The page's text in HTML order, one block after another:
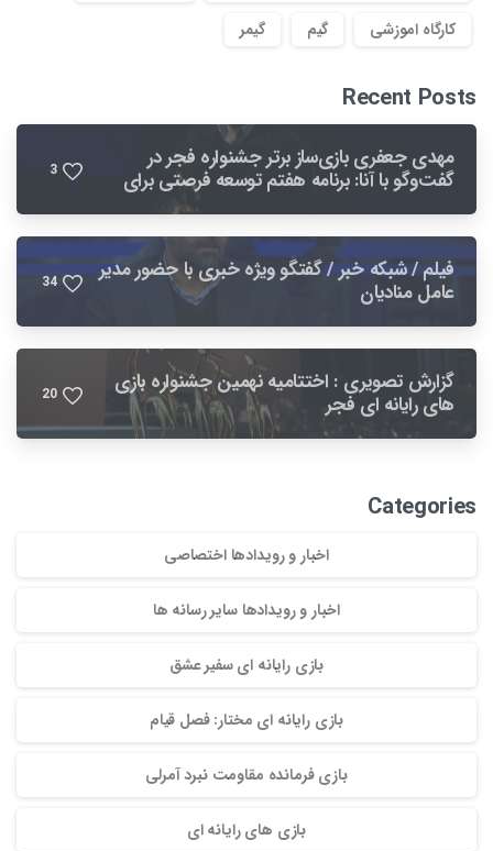
کارگاه اموزشی
گیم گیمر
Recent Posts
مهدی جعفری بازی‌ساز برتر جشنواره فجر در
گفت‌وگو با آنا: برنامه هفتم توسعه فرصتی برای 3
فیلم / شبکه خبر / گفتگو ویژه خبری با حضور مدیر
عامل منادیان 34
گزارش تصویری : اختتامیه نهمین جشنواره بازی
های رایانه ای فجر 20
Categories
اخبار و رویدادها اختصاصی
اخبار و رویدادها سایر رسانه ها
بازی رایانه ای سفیر عشق
بازی رایانه ای مختار: فصل قیام
بازی فرمانده مقاومت نبرد آمرلی
بازی های رایانه ای